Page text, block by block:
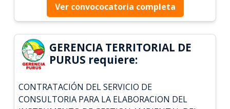
Ver convococatoria completa
GERENCIA TERRITORIAL DE
PURUS requiere:
CONTRATACIÓN DEL SERVICIO DE
CONSULTORIA PARA LA ELABORACION DEL